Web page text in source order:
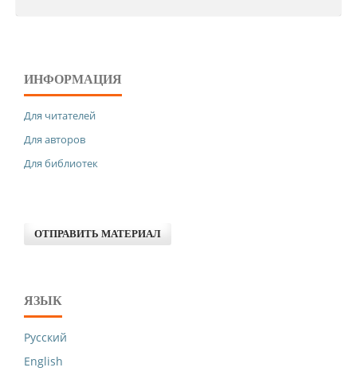
ИНФОРМАЦИЯ
Для читателей
Для авторов
Для библиотек
ОТПРАВИТЬ МАТЕРИАЛ
ЯЗЫК
Русский
English